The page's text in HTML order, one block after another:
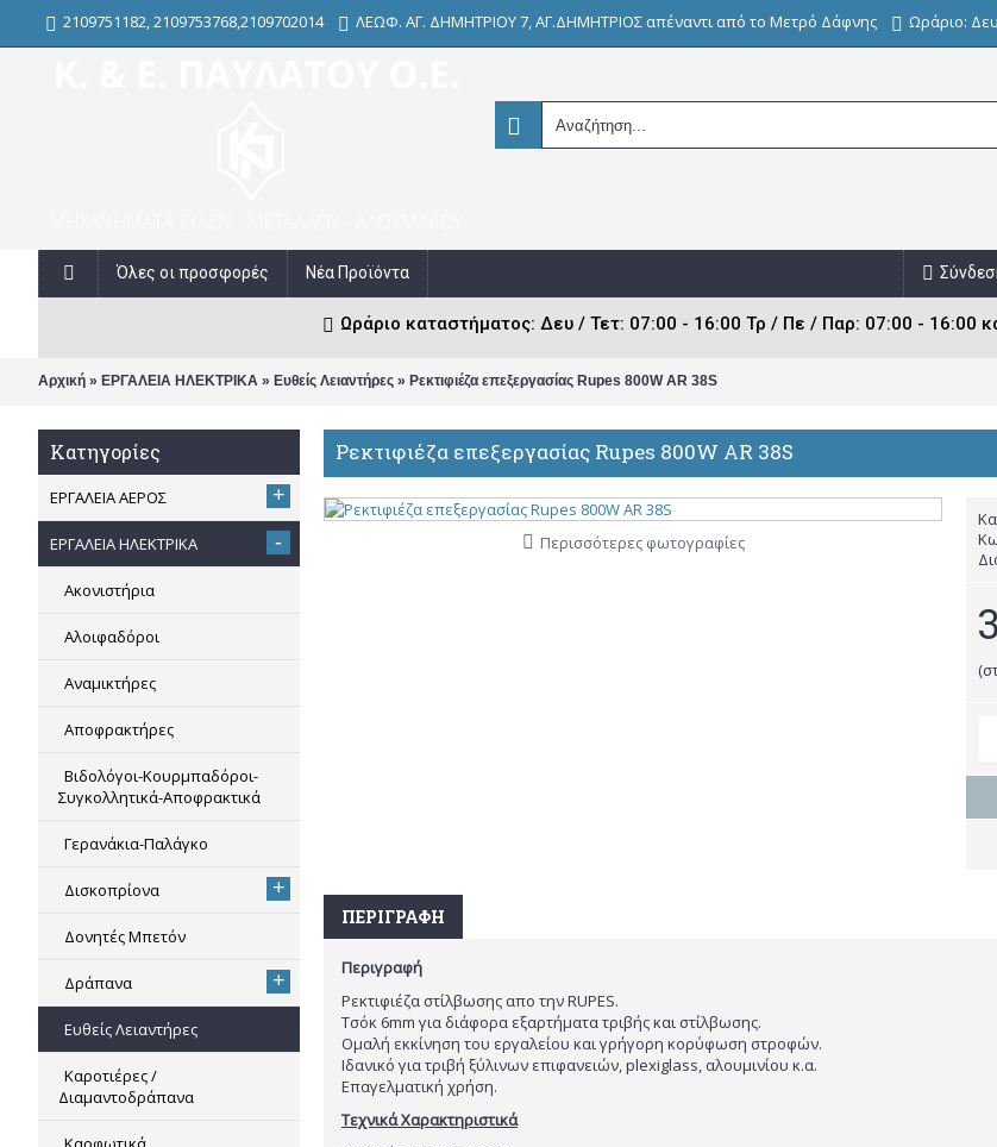
2109751182, 2109753768,2109702014 ΛΕΩΦ. ΑΓ. ΔΗΜΗΤΡΙΟΥ 7, ΑΓ.ΔΗΜΗΤΡΙΟΣ απέναντι από το Μετρό Δάφνης Ωράριο:
Όλες οι προσφορές Νέα Προϊόντα
Ωράριο καταστήματος: Δευ / Τετ: 07:00 - 16:00 Τρ / Πε / Παρ: 07:00 - 16:00
Αρχική » ΕΡΓΑΛΕΙΑ ΗΛΕΚΤΡΙΚΑ » Ευθείς Λειαντήρες » Ρεκτιφιέζα επεξεργασίας Rupes 800W AR 38S
Κατηγορίες
ΕΡΓΑΛΕΙΑ ΑΕΡΟΣ +
ΕΡΓΑΛΕΙΑ ΗΛΕΚΤΡΙΚΑ -
Ακονιστήρια
Αλοιφαδόροι
Αναμικτήρες
Αποφρακτήρες
Βιδολόγοι-Κουρμπαδόροι-
Συγκολλητικά-Αποφρακτικά
Γερανάκια-Παλάγκο
Δισκοπρίονα +
Δονητές Μπετόν
Δράπανα +
Ευθείς Λειαντήρες
Καροτιέρες /
Διαμαντοδράπανα
Ρεκτιφιέζα επεξεργασίας Rupes 800W AR 38S
Περισσότερες φωτογραφίες
ΠΕΡΙΓΡΑΦΉ
Περιγραφή
Ρεκτιφιέζα στίλβωσης απο την RUPES.
Tσόκ 6mm για διάφορα εξαρτήματα τριβής και στίλβωσης.
Ομαλή εκκίνηση του εργαλείου και γρήγορη κορύφωση στροφών.
Ιδανικό για τριβή ξύλινων επιφανειών, plexiglass, αλουμινίου κ.α.
Επαγελματική χρήση.
Τεχνικά Χαρακτηριστικά